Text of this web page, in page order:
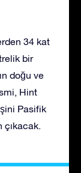
34 kat
bir
doğu ve
Hint
Pasifik
çıkacak.